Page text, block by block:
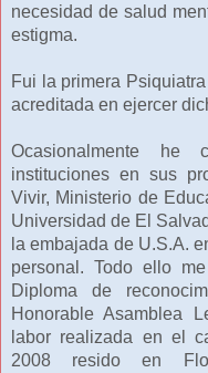
necesidad de salud
estigma.
Fui la primera
acreditada en ejercer
Ocasionalmente he
instituciones en sus
Vivir, Ministerio de
Universidad de El
la embajada de U.S.A.
personal. Todo ello
Diploma de
Honorable Asamblea
labor realizada en el
2008 resido en